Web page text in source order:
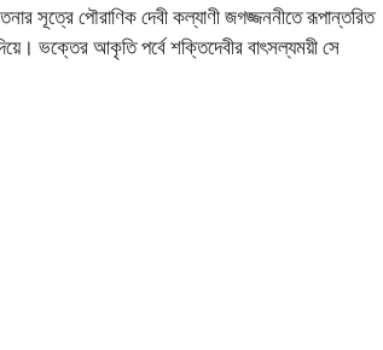
সূত্রে পৌরাণিক দেবী কল্যাণী জগজ্জননীতে রূপান্তরিত
ভক্তের আকৃতি পর্বে শক্তিদেবীর বাৎসল্যময়ী সে